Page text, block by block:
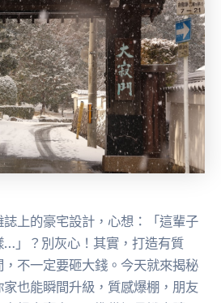
上的豪宅設計，心想：「這輩子
…」？別灰心！其實，打造有質
不一定要砸大錢。今天就來揭秘
也能瞬間升級，質感爆棚，朋友